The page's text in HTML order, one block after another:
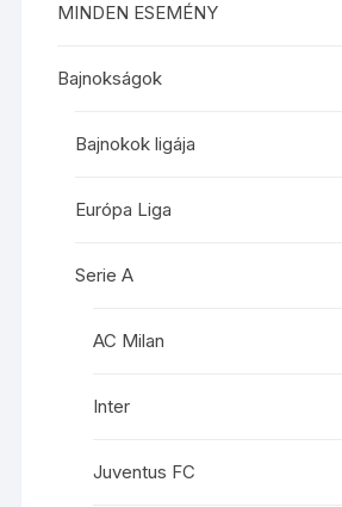
MINDEN ESEMÉNY
Bajnokságok
Bajnokok ligája
Európa Liga
Serie A
AC Milan
Inter
Juventus FC